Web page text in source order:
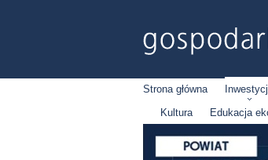
Strona główna
Kultura
Edukacja